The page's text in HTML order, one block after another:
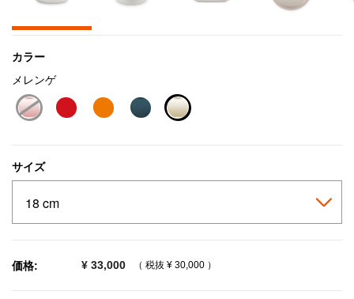
カラー
メレンゲ
サイズ
価格: ¥ 33,000 （ 税抜 ¥ 30,000 ）